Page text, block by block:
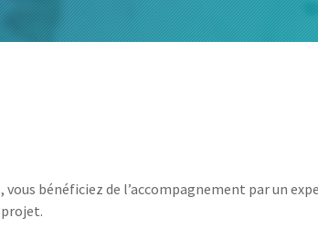
bénéficiez de l’accompagnement par un